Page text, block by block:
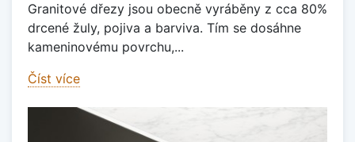
Granitové dřezy jsou obecně vyráběny z cca 80%
drcené žuly, pojiva a barviva. Tím se dosáhne
kameninovému povrchu,...
Číst více